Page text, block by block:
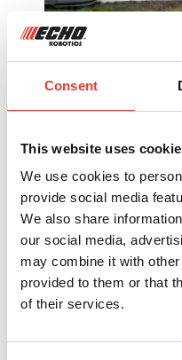
Consent
This website uses
We use cookies to
provide social media
We also share
our social media,
may combine it with
provided to them or that
of their services.
ECHO
ョン